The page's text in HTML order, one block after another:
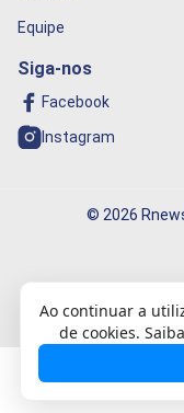
Equipe
Siga-nos
Facebook
Instagram
© 2026
Ao continuar a
de cookies.